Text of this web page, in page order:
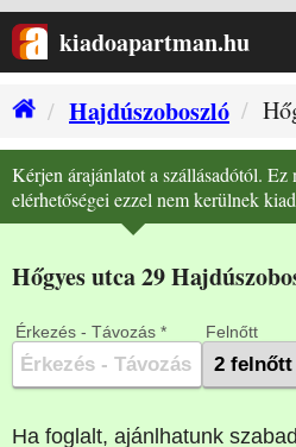
kiadoapartman.hu
Hajdúszoboszló
Ház
Kérjen árajánlatot a szállásadótól.
elérhetőségei ezzel nem kerülnek
Hőgyes utca 29
Érkezés - Távozás * Felnőtt